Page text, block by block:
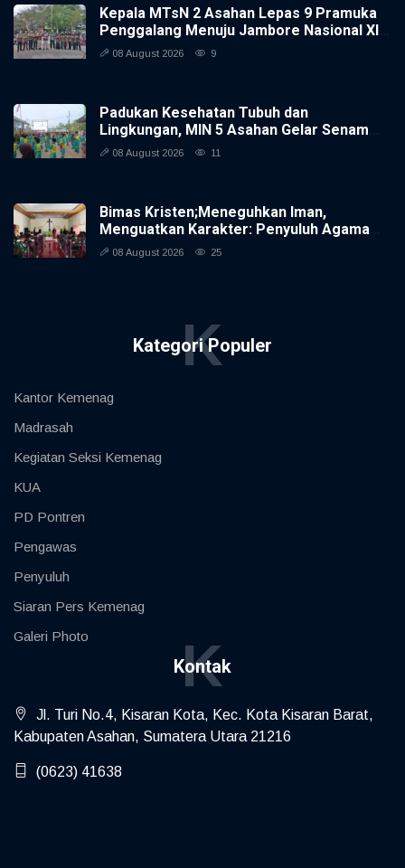
Kepala MTsN 2 Asahan Lepas 9 Pramuka
Penggalang Menuju Jambore Nasional XII
2026
08 August 2026 9
Padukan Kesehatan Tubuh dan
Lingkungan, MIN 5 Asahan Gelar Senam
Pagi Serta Gotong Royong
08 August 2026 11
Bimas Kristen;Meneguhkan Iman,
Menguatkan Karakter: Penyuluh Agama
Kristen dan Bimas Kristen Hadir dalam
Pembinaan Rohani di Yonif 954 Naga
08 August 2026 25
Kategori Populer
K
Kantor Kemenag
Madrasah
Kegiatan Seksi Kemenag
KUA
PD Pontren
Pengawas
Penyuluh
Siaran Pers Kemenag
Galeri Photo
Kontak
K
Jl. Turi No.4, Kisaran Kota, Kec. Kota Kisaran Barat,
Kabupaten Asahan, Sumatera Utara 21216
(0623) 41638